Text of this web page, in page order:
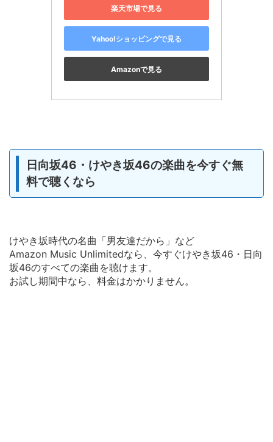
楽天市場で見る
Yahoo!ショッピングで見る
Amazonで見る
日向坂46・けやき坂46の楽曲を今すぐ無
料で聴くなら
けやき坂時代の名曲「男友達だから」など
Amazon Music Unlimitedなら、今すぐけやき坂46・日向
坂46のすべての楽曲を聴けます。
お試し期間中なら、料金はかかりません。